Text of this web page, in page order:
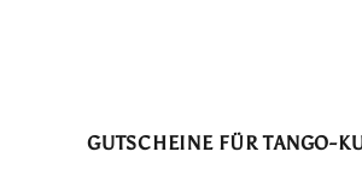
GUTSCHEINE FÜR TANGO-